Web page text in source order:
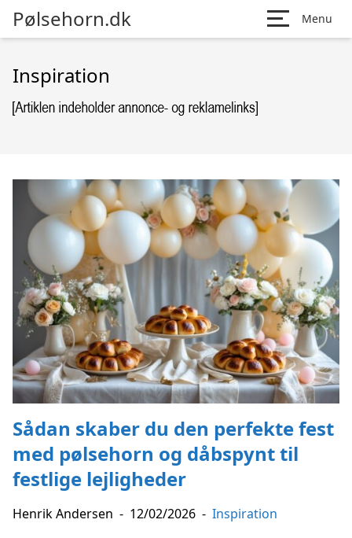
Pølsehorn.dk Menu
Inspiration
Sådan skaber du den perfekte fest
med pølsehorn og dåbspynt til
festlige lejligheder
Henrik Andersen - 12/02/2026 - Inspiration